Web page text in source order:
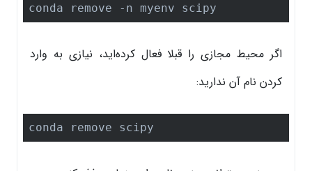
conda remove -n myenv scipy
اگر محیط مجازی را قبلا فعال کرده‌اید، نیازی به وارد
کردن نام آن ندارید:
conda remove scipy